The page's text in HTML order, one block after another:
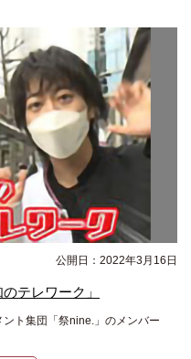
公開日：2022年3月16日
テレワーク」
ント集団「祭nine.」のメンバー